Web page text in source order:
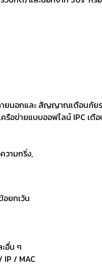
ายนอกและ สัญญาณเตือนภั
อข่ายแบบออฟไลน์ IPC เตื
วามกริ่ง,
ยกเว้น
อื่น ๆ
/ MAC